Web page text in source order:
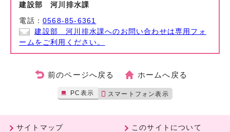
建設部 河川排水課
電話：0568-85-6361
建設部 河川排水課へのお問い合わせは専用フォ
ームをご利用ください。
前のページへ戻る ホームへ戻る
PC表示 スマートフォン表示
サイトマップ
このサイトについて